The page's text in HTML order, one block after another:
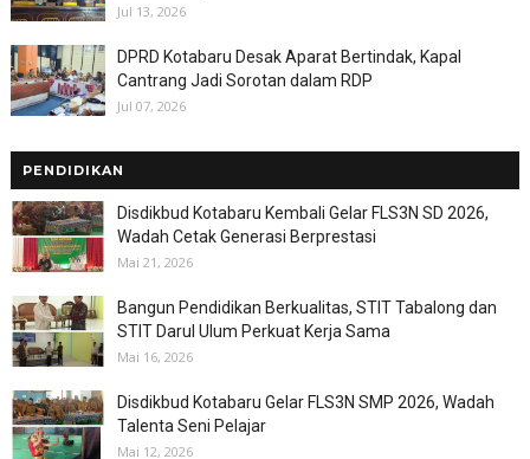
Jul 13, 2026
DPRD Kotabaru Desak Aparat Bertindak, Kapal
Cantrang Jadi Sorotan dalam RDP
Jul 07, 2026
PENDIDIKAN
Disdikbud Kotabaru Kembali Gelar FLS3N SD 2026,
Wadah Cetak Generasi Berprestasi
Mai 21, 2026
Bangun Pendidikan Berkualitas, STIT Tabalong dan
STIT Darul Ulum Perkuat Kerja Sama
Mai 16, 2026
Disdikbud Kotabaru Gelar FLS3N SMP 2026, Wadah
Talenta Seni Pelajar
Mai 12, 2026